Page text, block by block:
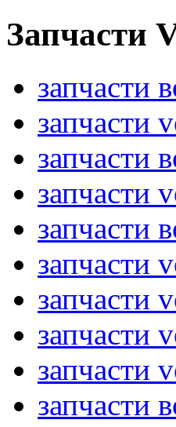
Запчасти
запчасти
запчасти
запчасти
запчасти
запчасти
запчасти
запчасти
запчасти
запчасти
запчасти